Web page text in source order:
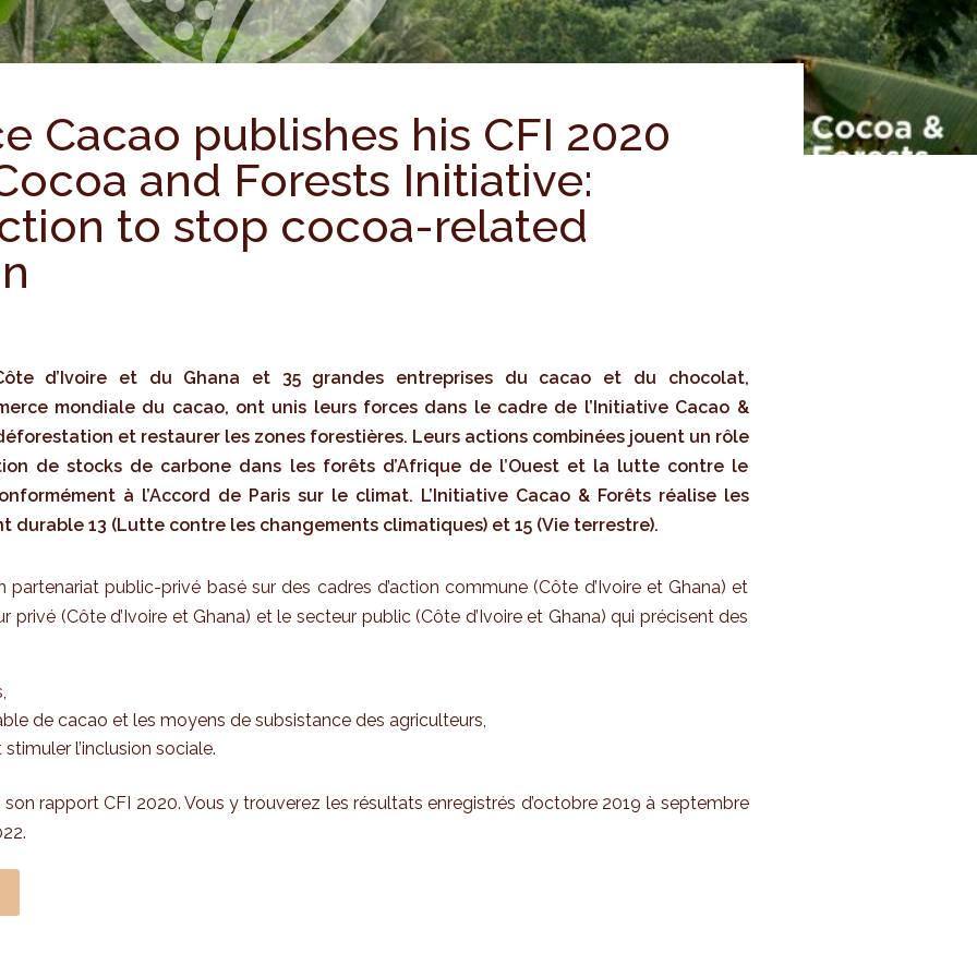
Cacao publishes his CFI 2020
and Forests Initiative:
to stop cocoa-related
d’Ivoire et du Ghana et 35 grandes entreprises du cacao et du chocolat,
mondiale du cacao, ont unis leurs forces dans le cadre de l’Initiative Cacao &
et restaurer les zones forestières. Leurs actions combinées jouent un rôle
de stocks de carbone dans les forêts d’Afrique de l’Ouest et la lutte contre le
à l’Accord de Paris sur le climat. L’Initiative Cacao & Forêts réalise les
durable 13 (Lutte contre les changements climatiques) et 15 (Vie terrestre).
partenariat public-privé basé sur des cadres d’action commune (Côte d’Ivoire et Ghana) et
privé (Côte d’Ivoire et Ghana) et le secteur public (Côte d’Ivoire et Ghana) qui précisent des
de cacao et les moyens de subsistance des agriculteurs,
l’inclusion sociale.
rapport CFI 2020. Vous y trouverez les résultats enregistrés d’octobre 2019 à septembre